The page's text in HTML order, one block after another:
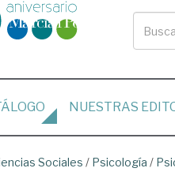
NUESTRAS
Sociales / Psicología /